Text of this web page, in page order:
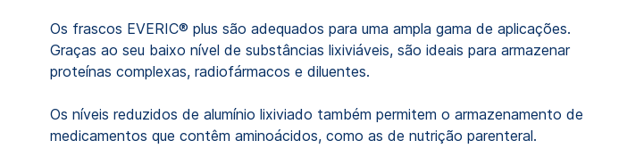
Os frascos EVERIC® plus são adequados para uma ampla gama de aplicações.
Graças ao seu baixo nível de substâncias lixiviáveis, são ideais para armazenar
proteínas complexas, radiofármacos e diluentes.
Os níveis reduzidos de alumínio lixiviado também permitem o armazenamento de
medicamentos que contêm aminoácidos, como as de nutrição parenteral.